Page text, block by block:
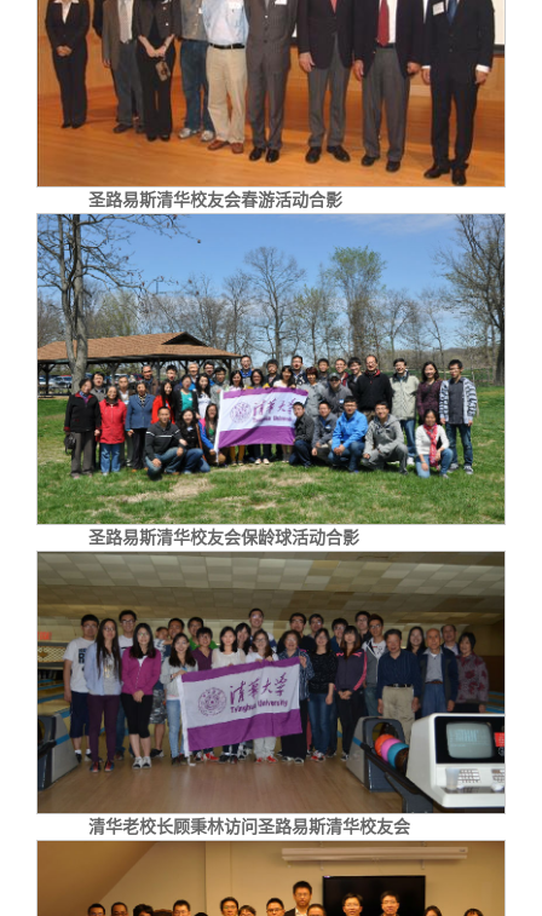
圣路易斯清华校友会春游活动合影
圣路易斯清华校友会保龄球活动合影
清华老校长顾秉林访问圣路易斯清华校友会